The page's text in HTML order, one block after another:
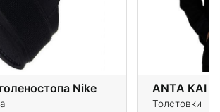
Nike ANTA KAI
Толстовки